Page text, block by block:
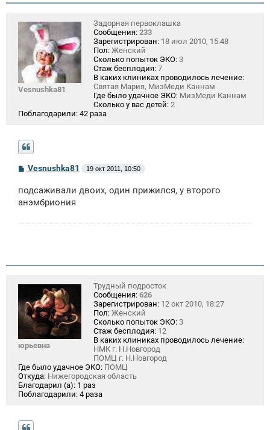
Vesnushka81
Задорная первоклашка
Сообщения: 233
Зарегистрирован: 18 июл 2010, 15:48
Пол: Женский
Сколько попыток ЭКО: 3
Стаж бесплодия: 7
В каких клиниках проводилось лечение:
Святая Мария, МизМеди Каннам
Где было удачное ЭКО: МизМеди Каннам
Сколько у вас детей: 2
Поблагодарили: 42 раза
С
б
щ
Vesnushka81 19 окт 2011, 10:50
подсаживали двоих, один прижился, у второго
анэмбриония
юрьевна
Трудный подросток
Сообщения: 626
Зарегистрирован: 12 окт 2010, 18:27
Пол: Женский
Сколько попыток ЭКО: 3
Стаж бесплодия: 12
В каких клиниках проводилось лечение:
НМК г. Н.Новгород
ПОМЦ г. Н.Новгород
Где было удачное ЭКО: ПОМЦ
Откуда: Нижегородская область
Благодарил (а): 1 раз
Поблагодарили: 4 раза